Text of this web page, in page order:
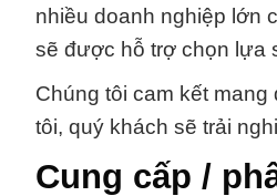
nhiều doanh nghiệp lớn
sẽ được hỗ trợ chọn lựa
Chúng tôi cam kết
tôi, quý khách sẽ trải
Cung cấp /